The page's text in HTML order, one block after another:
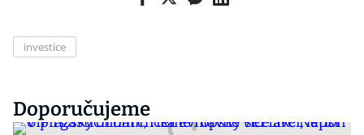
investice
Doporučujeme